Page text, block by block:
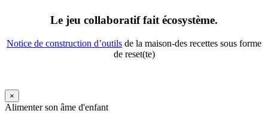
Le jeu collaboratif fait écosystème.
Notice de construction d’outils de la maison-des recettes sous forme
de reset(te)
×
Alimenter son âme d'enfant